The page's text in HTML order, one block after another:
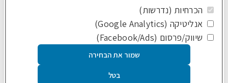
הכרחיות (נדרשות)
אנליטיקה (Google Analytics)
שיווק/פרסום (Facebook/Ads)
שמור את הבחירה
בטל